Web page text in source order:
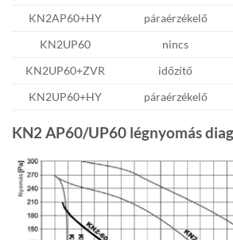
KN2AP60+HY
páraérzékelő
KN2UP60
nincs
KN2UP60+ZVR
időzítő
KN2UP60+HY
páraérzékelő
KN2 AP60/UP60 légnyomás